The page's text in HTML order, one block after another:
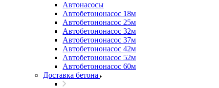
Автонасосы
Автобетононасос 18м
Автобетононасос 25м
Автобетононасос 32м
Автобетононасос 37м
Автобетононасос 42м
Автобетононасос 52м
Автобетононасос 60м
Доставка бетона